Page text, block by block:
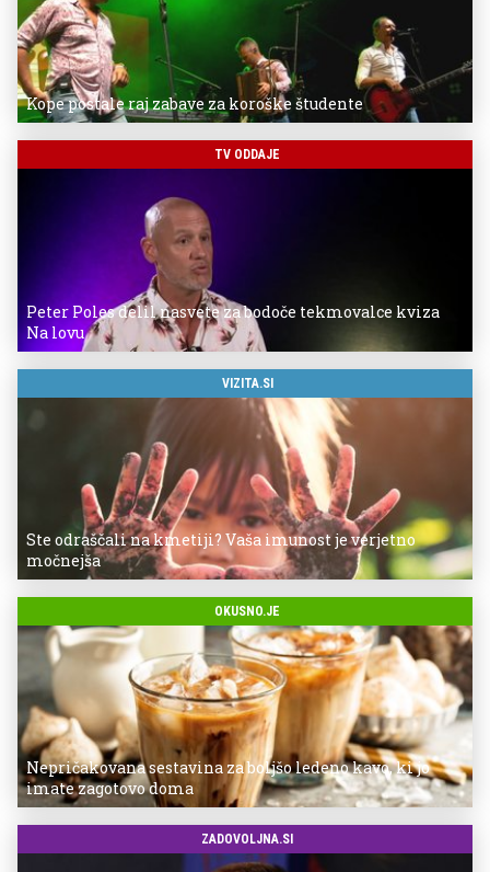
Kope postale raj zabave za koroške študente
TV ODDAJE
Peter Poles delil nasvete za bodoče tekmovalce kviza
Na lovu
VIZITA.SI
Ste odraščali na kmetiji? Vaša imunost je verjetno
močnejša
OKUSNO.JE
Nepričakovana sestavina za boljšo ledeno kavo, ki jo
imate zagotovo doma
ZADOVOLJNA.SI